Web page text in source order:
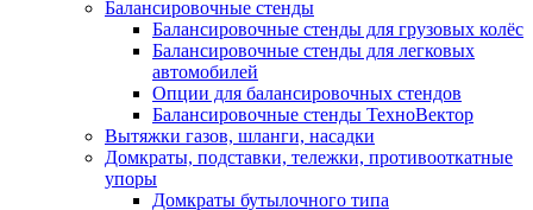
Балансировочные стенды
Балансировочные стенды для грузовых колёс
Балансировочные стенды для легковых
автомобилей
Опции для балансировочных стендов
Балансировочные стенды ТехноВектор
Вытяжки газов, шланги, насадки
Домкраты, подставки, тележки, противооткатные
упоры
Домкраты бутылочного типа